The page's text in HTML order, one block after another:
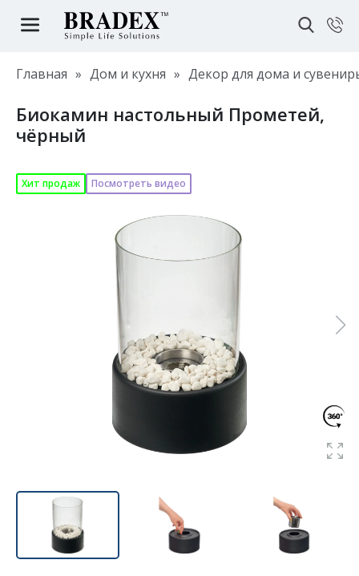
Главная » Дом и кухня » Декор для дома и
Биокамин настольный Прометей,
чёрный
Хит продаж Посмотреть видео